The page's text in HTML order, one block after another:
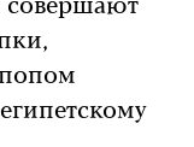
совершают